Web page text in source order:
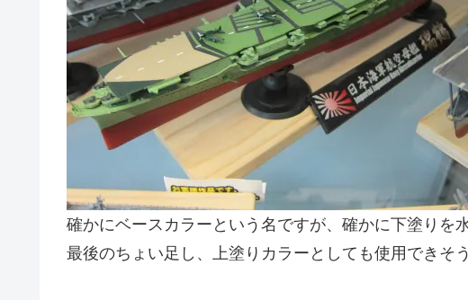
確かにベースカラーという名ですが、確かに下塗りを
最後のちょい足し、上塗りカラーとしても使用できそ